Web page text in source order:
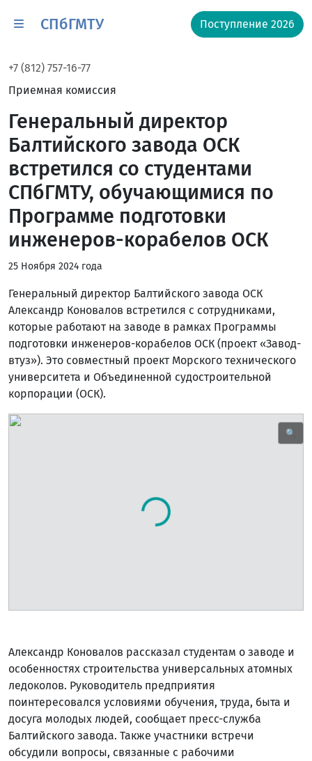
СПбГМТУ Поступление 2026
+7 (812) 757-16-77
Приемная комиссия
Генеральный директор
Балтийского завода ОСК
встретился со студентами
СПбГМТУ, обучающимися по
Программе подготовки
инженеров-корабелов ОСК
25 Ноября 2024 года
Генеральный директор Балтийского завода ОСК
Александр Коновалов встретился с сотрудниками,
которые работают на заводе в рамках Программы
подготовки инженеров-корабелов ОСК (проект «Завод-
втуз»). Это совместный проект Морского технического
университета и Объединенной судостроительной
корпорации (ОСК).
🔍
Александр Коновалов рассказал студентам о заводе и
особенностях строительства универсальных атомных
ледоколов. Руководитель предприятия
поинтересовался условиями обучения, труда, быта и
досуга молодых людей, сообщает пресс-служба
Балтийского завода. Также участники встречи
обсудили вопросы, связанные с рабочими